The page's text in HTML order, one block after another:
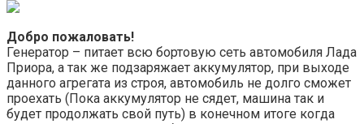
Добро пожаловать!
Генератор – питает всю бортовую сеть автомобиля Лада
Приора, а так же подзаряжает аккумулятор, при выходе
данного агрегата из строя, автомобиль не долго сможет
проехать (Пока аккумулятор не сядет, машина так и
будет продолжать свой путь) в конечном итоге когда